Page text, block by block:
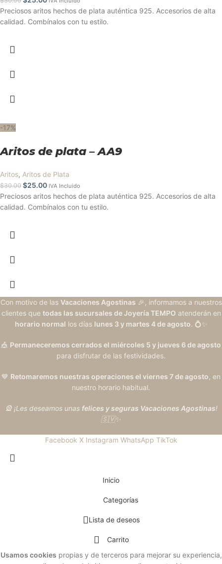
Preciosos aritos hechos de plata auténtica 925. Accesorios de alta
calidad. Combínalos con tu estilo.
-17%
Aritos de plata – AA9
Aritos, Aritos de Plata
$30.00 $25.00 IVA Incluido
Preciosos aritos hechos de plata auténtica 925. Accesorios de alta
calidad. Combínalos con tu estilo.
Con motivo de las Vacaciones Agostinas 🎉, informamos a nuestros
clientes que todas las sucursales de Joyería TEMPO atenderán en
horario normal los días lunes 3 y martes 4 de agosto. 💍✨
🎪 Permaneceremos cerrados el miércoles 5 y jueves 6 de agosto
para disfrutar de las festividades.
💙 Retomaremos nuestras operaciones el viernes 7 de agosto, en
nuestro horario habitual.
🎡 ¡Les deseamos unas felices y seguras Vacaciones Agostinas!
🇸🇻✨
Facebook X Instagram WhatsApp TikTok
Inicio
Categorías
Lista de deseos
Carrito
Usamos cookies propias y de terceros para mejorar su experiencia,